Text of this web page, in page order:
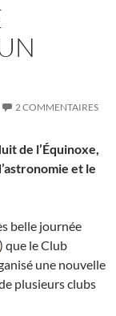
2 COMMENTAIRES
de l’Équinoxe,
et le
belle journée
) que le Club
une nouvelle
plusieurs clubs